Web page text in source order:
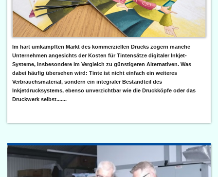
Im hart umkämpften Markt des kommerziellen Drucks zögern manche
Unternehmen angesichts der Kosten für Tintensätze digitaler Inkjet-
Systeme, insbesondere im Vergleich zu günstigeren Alternativen. Was
dabei häufig übersehen wird: Tinte ist nicht einfach ein weiteres
Verbrauchsmaterial, sondern ein integraler Bestandteil des
Inkjetdrucksystems, ebenso unverzichtbar wie die Druckköpfe oder das
Druckwerk selbst.......